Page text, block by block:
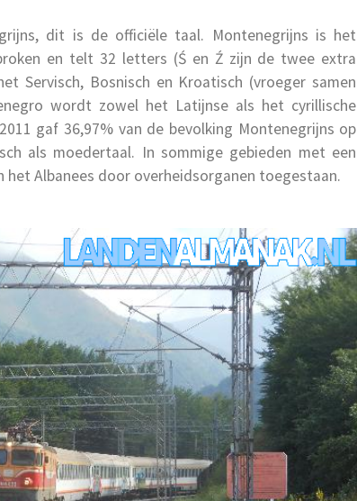
dit is de officiële taal. Montenegrijns is het
en telt 32 letters (Ś en Ź zijn de twee extra
Servisch, Bosnisch en Kroatisch (vroeger samen
wordt zowel het Latijnse als het cyrillische
gaf 36,97% van de bevolking Montenegrijns op
als moedertaal. In sommige gebieden met een
het Albanees door overheidsorganen toegestaan.